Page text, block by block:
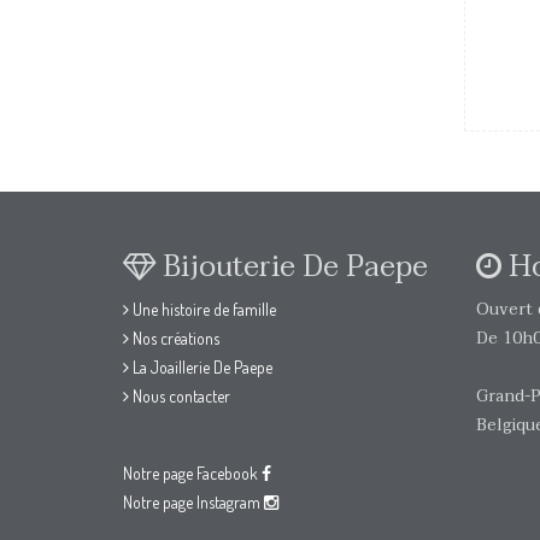
Bijouterie De Paepe
Une histoire de famille
Nos créations
La Joaillerie De Paepe
Nous contacter
Notre page Facebook
Notre page Instagram
Ouvert
De
Grand-